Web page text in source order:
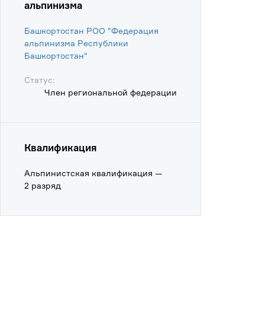
альпинизма
Башкортостан РОО "Федерация
альпинизма Республики
Башкортостан"
Статус:
Член региональной федерации
Квалификация
Альпинистская квалификация —
2 разряд